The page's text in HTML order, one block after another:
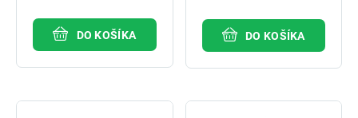
DO KOŠÍKA DO KOŠÍKA